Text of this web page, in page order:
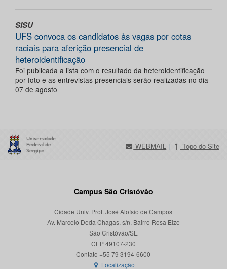
SISU
UFS convoca os candidatos às vagas por cotas
raciais para aferição presencial de
heteroidentificação
Foi publicada a lista com o resultado da heteroidentificação
por foto e as entrevistas presenciais serão realizadas no dia
07 de agosto
WEBMAIL | Topo do Site
Campus São Cristóvão
Cidade Univ. Prof. José Aloísio de Campos
Av. Marcelo Deda Chagas, s/n, Bairro Rosa Elze
São Cristóvão/SE
CEP 49107-230
Localização